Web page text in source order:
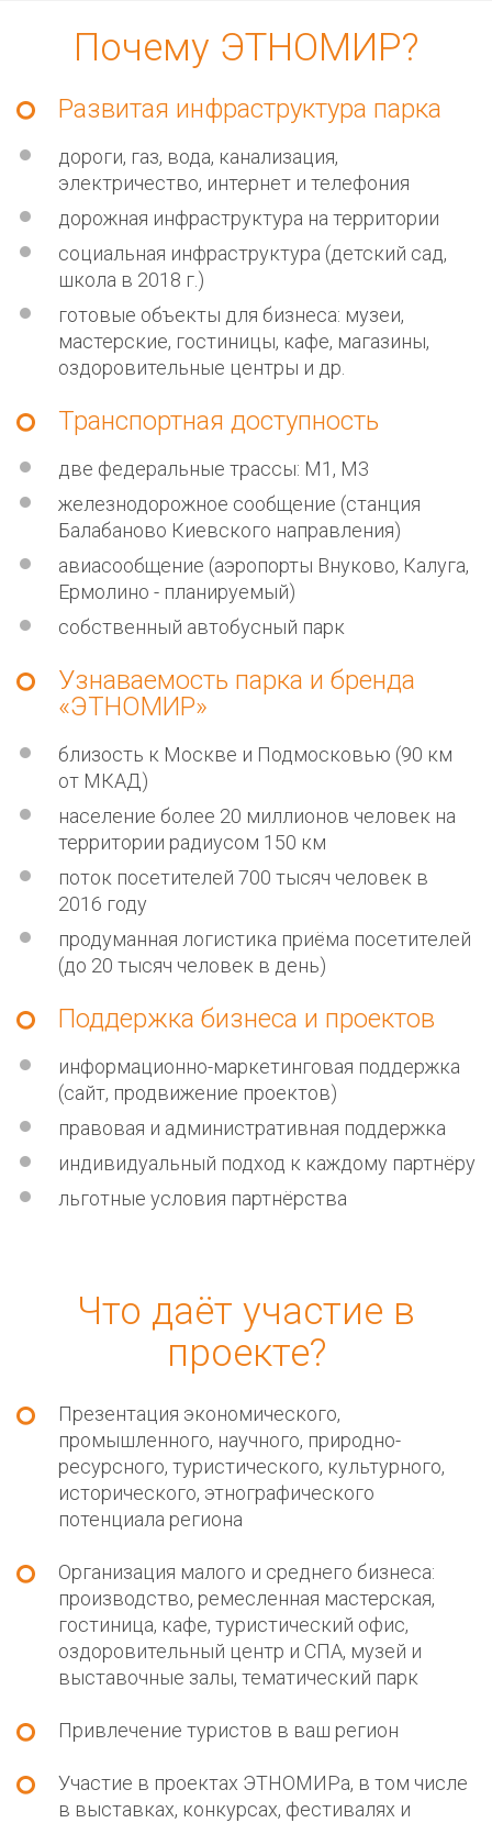
Почему ЭТНОМИР?
Развитая инфраструктура парка
дороги, газ, вода, канализация,
электричество, интернет и телефония
дорожная инфраструктура на территории
социальная инфраструктура (детский сад,
школа в 2018 г.)
готовые объекты для бизнеса: музеи,
мастерские, гостиницы, кафе, магазины,
оздоровительные центры и др.
Транспортная доступность
две федеральные трассы: М1, М3
железнодорожное сообщение (станция
Балабаново Киевского направления)
авиасообщение (аэропорты Внуково, Калуга,
Ермолино - планируемый)
собственный автобусный парк
Узнаваемость парка и бренда
«ЭТНОМИР»
близость к Москве и Подмосковью (90 км
от МКАД)
население более 20 миллионов человек на
территории радиусом 150 км
поток посетителей 700 тысяч человек в
2016 году
продуманная логистика приёма посетителей
(до 20 тысяч человек в день)
Поддержка бизнеса и проектов
информационно-маркетинговая поддержка
(сайт, продвижение проектов)
правовая и административная поддержка
индивидуальный подход к каждому партнёру
льготные условия партнёрства
Что даёт участие в
проекте?
Презентация экономического,
промышленного, научного, природно-
ресурсного, туристического, культурного,
исторического, этнографического
потенциала региона
Организация малого и среднего бизнеса:
производство, ремесленная мастерская,
гостиница, кафе, туристический офис,
оздоровительный центр и СПА, музей и
выставочные залы, тематический парк
Привлечение туристов в ваш регион
Участие в проектах ЭТНОМИРа, в том числе
в выставках, конкурсах, фестивалях и